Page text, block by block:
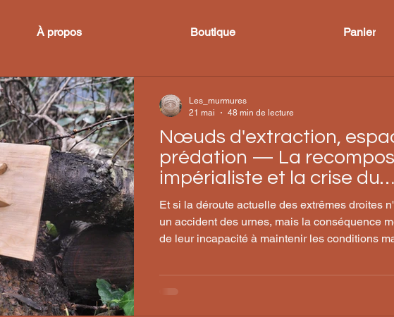
À propos Boutique Panier
Nœuds d'extraction,
prédation — La
impérialiste et la crise du
néofascisme
Et si la déroute actuelle des extrêmes droites
un accident des urnes, mais la conséquence
de leur incapacité à maintenir les conditions
Les_murmures
21 mai
48 min de lecture